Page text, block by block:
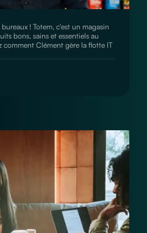
! Totem, c'est un magasin
bons, sains et essentiels au
comment Clément gère la flotte IT